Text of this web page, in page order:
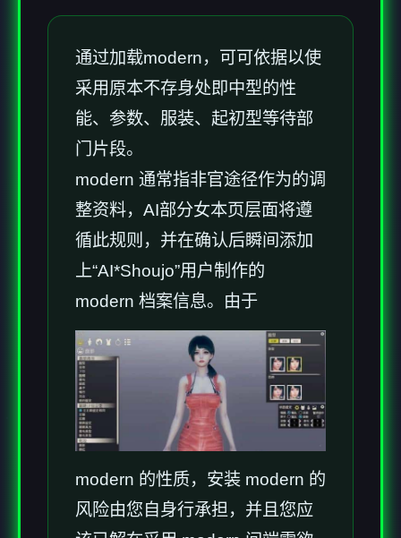
通过加载modern，可可依据以使
采用原本不存身处即中型的性
能、参数、服装、起初型等待部
门片段。
modern 通常指非官途径作为的调
整资料，AI部分女本页层面将遵
循此规则，并在确认后瞬间添加
上“AI*Shoujo”用户制作的
modern 档案信息。由于
modern 的性质，安装 modern 的
风险由您自身行承担，并且您应